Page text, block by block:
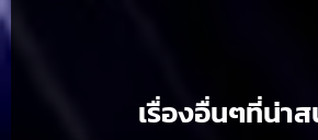
เรื่องอื่นๆที่น่าส